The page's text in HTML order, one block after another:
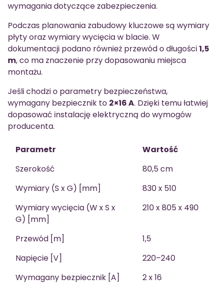
wymagania dotyczące zabezpieczenia.
Podczas planowania zabudowy kluczowe są wymiary
płyty oraz wymiary wycięcia w blacie. W
dokumentacji podano również przewód o długości1,5
m, co ma znaczenie przy dopasowaniu miejsca
montażu.
Jeśli chodzi o parametry bezpieczeństwa,
wymagany bezpiecznik to 2×16 A. Dzięki temu łatwiej
dopasować instalację elektryczną do wymogów
producenta.
Parametr
Wartość
Szerokość
80,5 cm
Wymiary (S x G) [mm]
830 x 510
Wymiary wycięcia (W x S x
G) [mm]
210 x 805 x 490
Przewód [m]
1,5
Napięcie [V]
220–240
Wymagany bezpiecznik [A]
2 x 16